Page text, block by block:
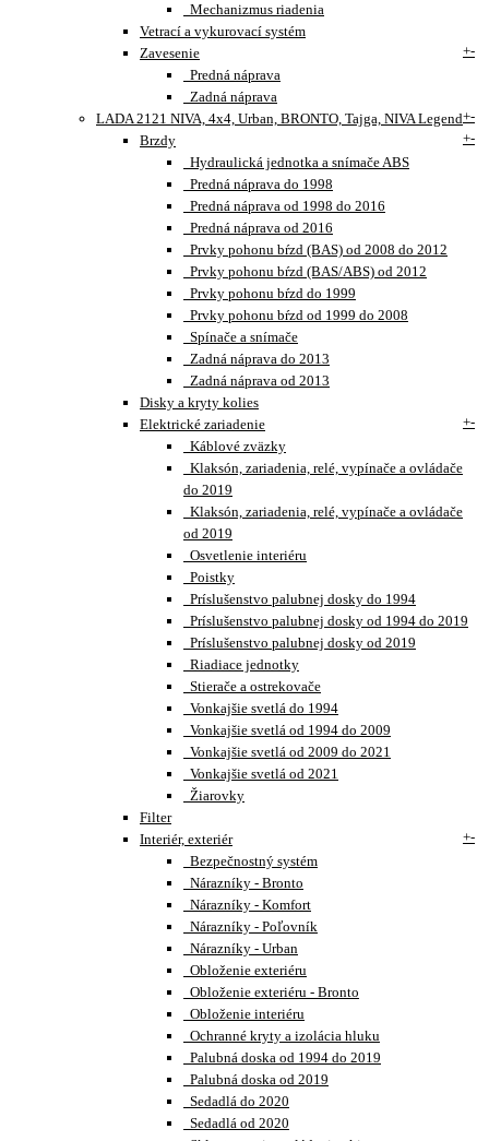
Mechanizmus riadenia
Vetrací a vykurovací systém
Zavesenie
+-
Predná náprava
Zadná náprava
LADA 2121 NIVA, 4x4, Urban, BRONTO, Tajga, NIVA Legend+-
Brzdy
+-
Hydraulická jednotka a snímače ABS
Predná náprava do 1998
Predná náprava od 1998 do 2016
Predná náprava od 2016
Prvky pohonu bŕzd (BAS) od 2008 do 2012
Prvky pohonu bŕzd (BAS/ABS) od 2012
Prvky pohonu bŕzd do 1999
Prvky pohonu bŕzd od 1999 do 2008
Spínače a snímače
Zadná náprava do 2013
Zadná náprava od 2013
Disky a kryty kolies
Elektrické zariadenie
+-
Káblové zväzky
Klaksón, zariadenia, relé, vypínače a ovládače
do 2019
Klaksón, zariadenia, relé, vypínače a ovládače
od 2019
Osvetlenie interiéru
Poistky
Príslušenstvo palubnej dosky do 1994
Príslušenstvo palubnej dosky od 1994 do 2019
Príslušenstvo palubnej dosky od 2019
Riadiace jednotky
Stierače a ostrekovače
Vonkajšie svetlá do 1994
Vonkajšie svetlá od 1994 do 2009
Vonkajšie svetlá od 2009 do 2021
Vonkajšie svetlá od 2021
Žiarovky
Filter
Interiér, exteriér
+-
Bezpečnostný systém
Nárazníky - Bronto
Nárazníky - Komfort
Nárazníky - Poľovník
Nárazníky - Urban
Obloženie exteriéru
Obloženie exteriéru - Bronto
Obloženie interiéru
Ochranné kryty a izolácia hluku
Palubná doska od 1994 do 2019
Palubná doska od 2019
Sedadlá do 2020
Sedadlá od 2020